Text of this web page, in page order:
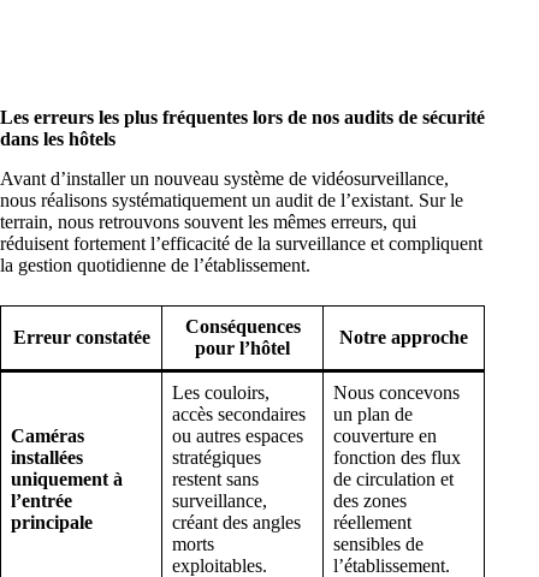
Les erreurs les plus fréquentes lors de nos audits de sécurité
dans les hôtels
Avant d’installer un nouveau système de vidéosurveillance,
nous réalisons systématiquement un audit de l’existant. Sur le
terrain, nous retrouvons souvent les mêmes erreurs, qui
réduisent fortement l’efficacité de la surveillance et compliquent
la gestion quotidienne de l’établissement.
Erreur constatée
Conséquences
pour l’hôtel
Notre approche
Caméras
installées
uniquement à
l’entrée
principale
Les couloirs,
accès secondaires
ou autres espaces
stratégiques
restent sans
surveillance,
créant des angles
morts
exploitables.
Nous concevons
un plan de
couverture en
fonction des flux
de circulation et
des zones
réellement
sensibles de
l’établissement.